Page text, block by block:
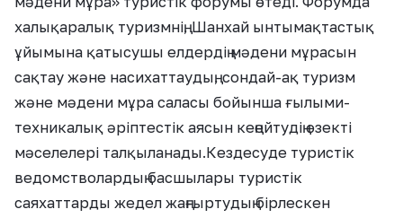
халықаралық туризмнің, Шанхай ынтымақтастық
ұйымына қатысушы елдердің мәдени мұрасын
сақтау және насихаттаудың, сондай-ақ туризм
және мәдени мұра саласы бойынша ғылыми-
техникалық әріптестік аясын кеңейтудің өзекті
мәселелері талқыланады.Кездесуде туристік
ведомстволардың басшылары туристік
саяхаттарды жедел жаңғыртудың бірлескен